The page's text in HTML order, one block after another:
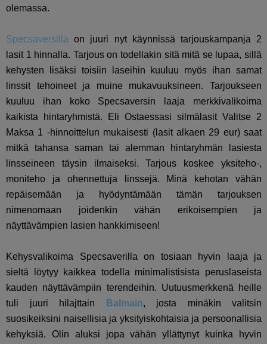
olemassa.
Specsaversilla on juuri nyt käynnissä tarjouskampanja 2
lasit 1 hinnalla. Tarjous on todellakin sitä mitä se lupaa, sillä
kehysten lisäksi toisiin laseihin kuuluu myös ihan samat
linssit tehoineet ja muine mukavuuksineen. Tarjoukseen
kuuluu ihan koko Specsaversin laaja merkkivalikoima
kaikista hintaryhmistä. Eli Ostaessasi silmälasit Valitse 2
Maksa 1 -hinnoittelun mukaisesti (lasit alkaen 29 eur) saat
mitkä tahansa saman tai alemman hintaryhmän lasiesta
linsseineen täysin ilmaiseksi. Tarjous koskee yksiteho-,
moniteho ja ohennettuja linssejä. Minä kehotan vähän
repäisemään ja hyödyntämään tämän tarjouksen
nimenomaan joidenkin vähän erikoisempien ja
näyttävämpien lasien hankkimiseen!
Kehysvalikoima Specsaverilla on tosiaan hyvin laaja ja
sieltä löytyy kaikkea todella minimalistisista peruslaseista
kauden näyttävämpiin terendeihin. Uutuusmerkkenä heille
tuli juuri hilajttain
Balmain, josta minäkin valitsin
suosikeiksini naisellisia ja yksityiskohtaisia ja persoonallisia
kehyksiä. Olin aluksi jopa vähän yllättynyt kuinka hyvin